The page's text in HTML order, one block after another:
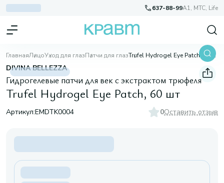
637-88-99A1, МТС, Life
ГлавнаяЛицоУход для глазПатчи для глаз Trufel Hydrogel Eye Patch, 60 шт
DIVINA BELLEZZA
Гидрогелевые патчи для век с экстрактом трюфеля
Trufel Hydrogel Eye Patch, 60 шт
Артикул:EMDTK0004 0Оставить отзыв